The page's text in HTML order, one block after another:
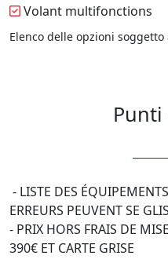
Volant multifonctions
Elenco delle opzioni soggetto
ERREURS PEUVENT SE
- PRIX HORS FRAIS DE
390€ ET CARTE GRISE